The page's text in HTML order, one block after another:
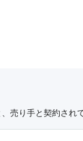
売り手と契約され